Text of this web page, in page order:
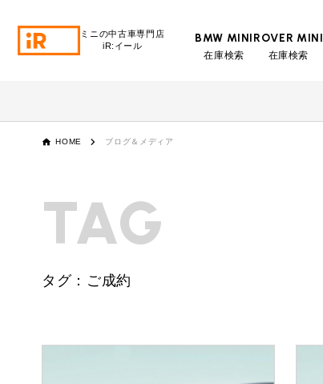
ミニの中古車専門店
iR:イール
BMW MINI
在庫検索
ROVER MINI
在庫検索
ROVER MINI ローバーミニ 在庫検索
TRADE
iRの買取が他社よりも高い理由
MAINTENANCE
BMWミニ メンテナンス
ローバーミニ メンテナンス
HOME ブログ＆メディア
TAG
タグ：ご成約